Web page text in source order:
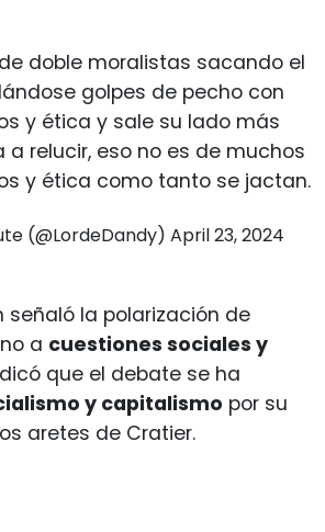
doble moralistas sacando el
golpes de pecho con
y ética y sale su lado más
a relucir, eso no es de muchos
y ética como tanto se jactan.
(@LordeDandy) April 23, 2024
señaló la polarización de
a cuestiones sociales y
que el debate se ha
y capitalismo por su
aretes de Cratier.